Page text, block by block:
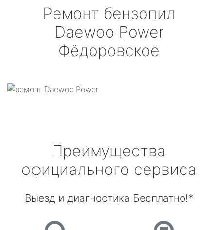
Ремонт бензопил
Daewoo Power
Фёдоровское
Преимущества
официального сервиса
Выезд и диагностика Бесплатно!*